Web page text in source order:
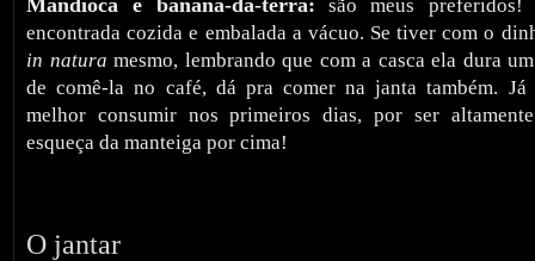
Mandioca e banana-da-terra: são meus
encontrada cozida e embalada a vácuo. Se tiver com o
in natura mesmo, lembrando que com a casca ela dura
de comê-la no café, dá pra comer na janta também. Já
melhor consumir nos primeiros dias, por ser
esqueça da manteiga por cima!
O jantar